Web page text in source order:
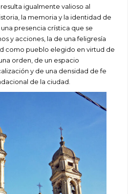
igualmente valioso al
la memoria y la identidad de
presencia crística que se
y acciones, la de una feligresía
como pueblo elegido en virtud de
orden, de un espacio
y de una densidad de fe
de la ciudad.